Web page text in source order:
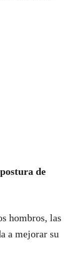
de
hombros, las
a mejorar su